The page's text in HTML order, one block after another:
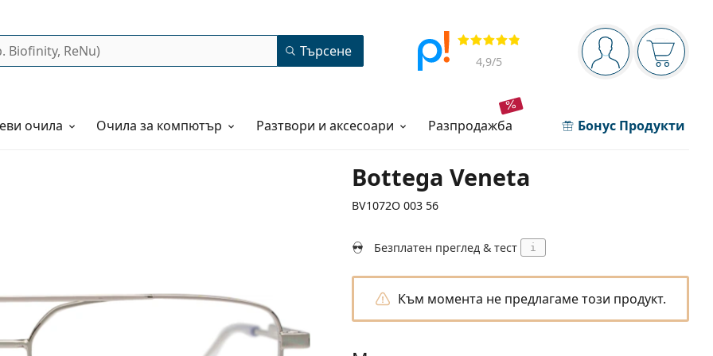
Navigation panel
Вие сте вписани
Прегледи
4,9/5
Търсене
очила Очила за компютър Разтвори и аксесоари разпродажба Бонус Продукти
Bottega Veneta
BV1072O 003 56
Безплатен преглед & тест i
Към момента не предлагаме този продукт.